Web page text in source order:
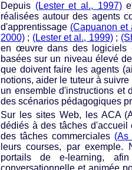
Depuis (Lester et al., 1997)
réalisées autour des agents
d'apprentissage (Capuanon et
2000) ; (Lester et al., 1999);
en œuvre dans des logiciels
basées sur un niveau élevé
que doivent faire les agents
notions, aider le tuteur à
un ensemble d'instructions et
des scénarios pédagogiques
Sur les sites Web, les ACA
dédiés à des tâches
des tâches commerciales (As
leurs courses, par exemple.
portails de e-learning,
conversationnelle et animée